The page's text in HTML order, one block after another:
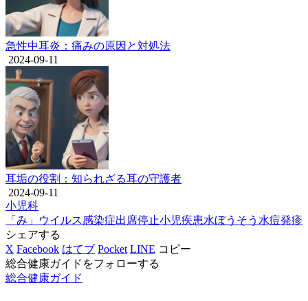
急性中耳炎：痛みの原因と対処法
2024-09-11
耳垢の役割：知られざる耳の守護者
2024-09-11
小児科
「み」
ウイルス感染症出席停止小児疾患水ぼうそう 水痘発疹
シェアする
X Facebook はてブ Pocket LINE コピー
総合健康ガイドをフォローする
総合健康ガイド